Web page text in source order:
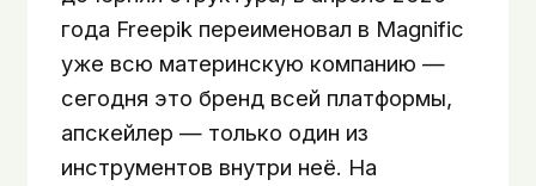
года Freepik переименовал в Magnific
уже всю материнскую компанию —
сегодня это бренд всей платформы,
апскейлер — только один из
инструментов внутри неё. На